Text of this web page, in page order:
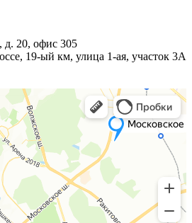
д. 20, офис 305
19-ый км, улица 1-ая, участок 3А